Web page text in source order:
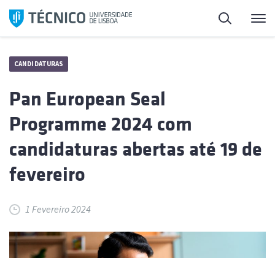
Saltar
para
Pesquisa
CANDIDATURAS
Pan European Seal
Programme 2024 com
candidaturas abertas até 19 de
fevereiro
1 Fevereiro 2024